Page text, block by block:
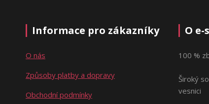
Informace pro zákazníky
O nás
Způsoby platby a dopravy
Obchodní podmínky
O e-
100 %
Široký
vesnici